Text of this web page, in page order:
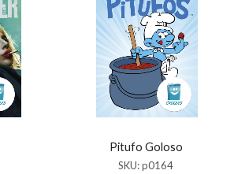
Pitufo Goloso
SKU:p0164